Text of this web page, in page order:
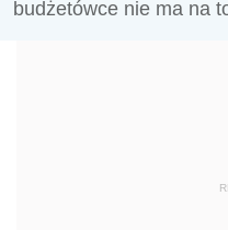
budżetówce nie ma na